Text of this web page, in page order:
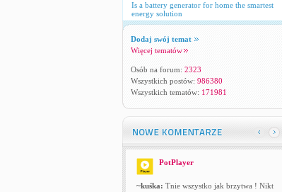
Is a battery generator for home the smartest
energy solution
Dodaj swój temat
Więcej tematów
Osób na forum: 2323
Wszystkich postów: 986380
Wszystkich tematów: 171981
PotPlayer
~kuśka: Tnie wszystko jak brzytwa ! Nikt